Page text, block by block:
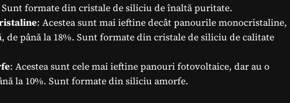
Sunt formate din cristale de siliciu de înaltă puritate.
: Acestea sunt mai ieftine decât panourile monocristaline,
de până la 18%. Sunt formate din cristale de siliciu de calitate
: Acestea sunt cele mai ieftine panouri fotovoltaice, dar au o
la 10%. Sunt formate din siliciu amorfe.